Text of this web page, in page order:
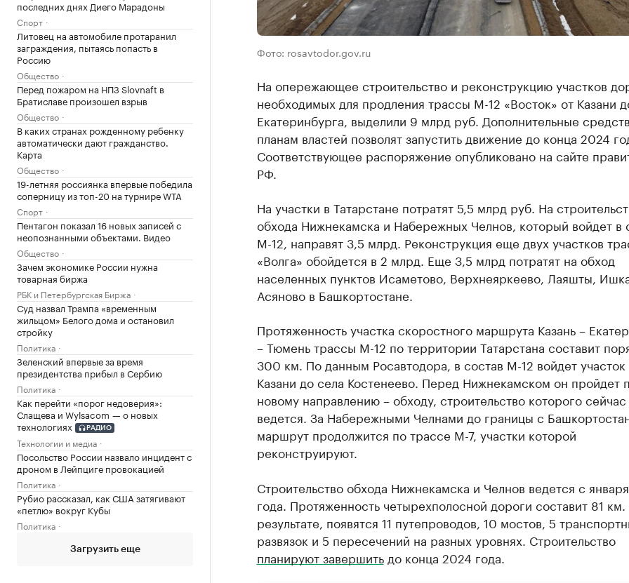
последних днях Диего Марадоны
Спорт
Литовец на автомобиле протаранил
заграждения, пытаясь попасть в
Россию
Общество
Перед пожаром на НПЗ Slovnaft в
Братиславе произошел взрыв
Общество
В каких странах рожденному ребенку
автоматически дают гражданство.
Карта
Общество
19-летняя россиянка впервые победила
соперницу из топ-20 на турнире WTA
Спорт
Пентагон показал 16 новых записей с
неопознанными объектами. Видео
Общество
Зачем экономике России нужна
товарная биржа
РБК и Петербургская Биржа
Суд назвал Трампа «временным
жильцом» Белого дома и остановил
стройку
Политика
Зеленский впервые за время
президентства прибыл в Сербию
Политика
Как перейти «порог недоверия»:
Слащева и Wylsacom — о новых
технологиях
РАДИО
Технологии и медиа
Посольство России назвало инцидент с
дроном в Лейпциге провокацией
Политика
Рубио рассказал, как США затягивают
«петлю» вокруг Кубы
Политика
Загрузить еще
Фото: rosavtodor.gov.ru
На опережающее строительство и реконструкцию участков
необходимых для продления трассы М-12 «Восток» от Казани
Екатеринбурга, выделили 9 млрд руб. Дополнительные
планам властей позволят запустить движение до конца 2024
Соответствующее распоряжение опубликовано на сайте
РФ.
На участки в Татарстане потратят 5,5 млрд руб. На
обхода Нижнекамска и Набережных Челнов, который войдет в
М-12, направят 3,5 млрд. Реконструкция еще двух участков
«Волга» обойдется в 2 млрд. Еще 3,5 млрд потратят на обход
населенных пунктов Исаметово, Верхнеяркеево, Лаяшты,
Асяново в Башкортостане.
Протяженность участка скоростного маршрута Казань –
– Тюмень трассы М-12 по территории Татарстана составит
300 км. По данным Росавтодора, в состав М-12 войдет
Казани до села Костенеево. Перед Нижнекамском он пройдет
новому направлению – обходу, строительство которого сейчас
ведется. За Набережными Челнами до границы с
маршрут продолжится по трассе М-7, участки которой
реконструируют.
Строительство обхода Нижнекамска и Челнов ведется с
года. Протяженность четырехполосной дороги составит 81 км.
результате, появятся 11 путепроводов, 10 мостов, 5
развязок и 5 пересечений на разных уровнях. Строительство
планируют завершитьдо конца 2024 года.